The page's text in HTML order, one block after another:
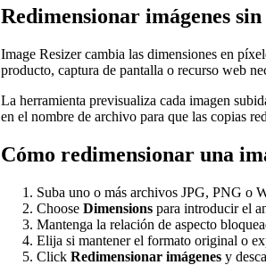
Redimensionar imágenes
Image Resizer cambia las dimensiones en
producto, captura de pantalla o recurso web
La herramienta previsualiza cada imagen
en el nombre de archivo para que las copias
Cómo redimensionar una
Suba uno o más archivos JPG, PNG o
Choose Dimensions para introducir el
Mantenga la relación de aspecto
Elija si mantener el formato original o
Click Redimensionar imágenes y